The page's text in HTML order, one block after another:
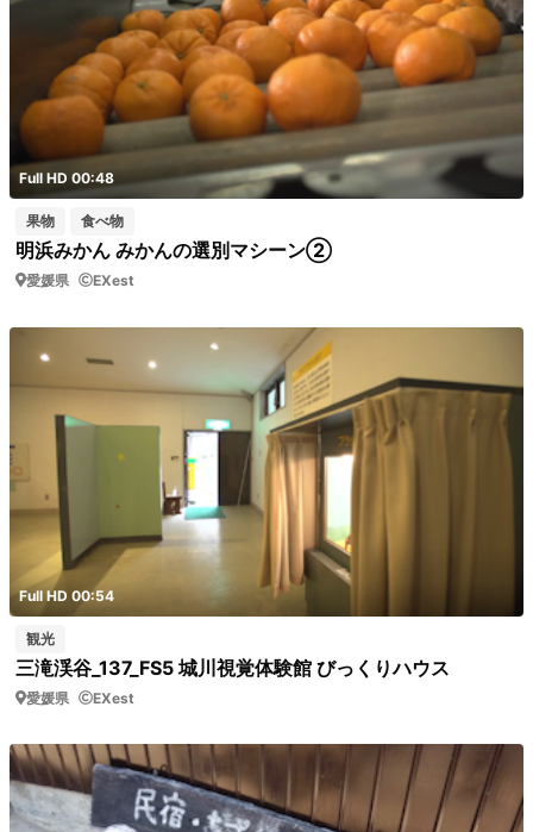
Full HD 00:48
果物 食べ物
明浜みかん みかんの選別マシーン②
愛媛県 EXest
Full HD 00:54
観光
三滝渓谷_137_FS5 城川視覚体験館 びっくりハウス
愛媛県 EXest